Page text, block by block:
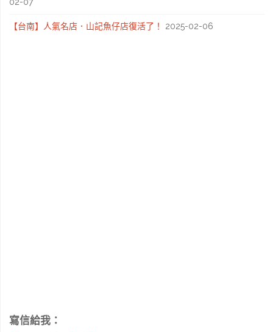
02-07
【台南】人氣名店．山記魚仔店復活了！ 2025-02-06
寫信給我：